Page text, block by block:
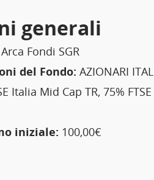
generali
Arca Fondi SGR
del Fondo: AZIONARI
Italia Mid Cap TR, 75%
iniziale: 100,00€